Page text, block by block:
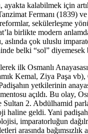
ayakta kalabilmek için
Fermanı (1839)
sekülerleşme
birlikte modern
aslında çok uluslu
belki “sol”
ilk Osmanlı
Kemal, Ziya Paşa vb),
yetkilerinin
açıldı. Bu olay,
2. Abdülhamid
haline geldi. Yani
imparatorluğun
arasında bağımsızlık